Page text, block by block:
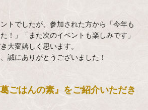
トでしたが、参加された方から「今年も
！」「また次のイベントも楽しみです」
大変嬉しく思います。
誠にありがとうございました！
ごはんの素』をご紹介いただき